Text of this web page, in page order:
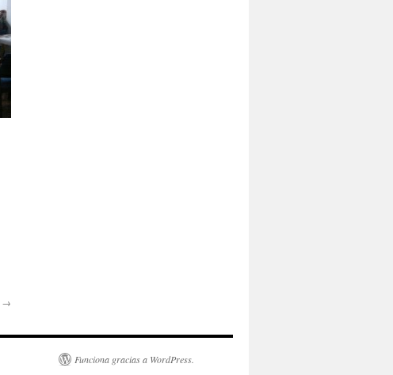
→
Funciona gracias a WordPress.